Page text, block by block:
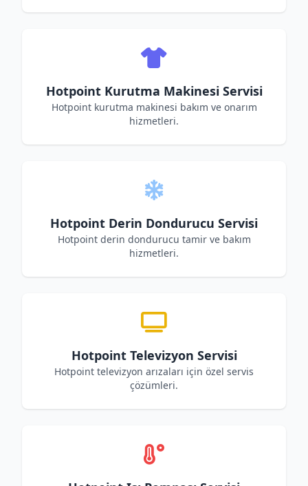
Hotpoint Kurutma Makinesi Servisi
Hotpoint kurutma makinesi bakım ve onarım
hizmetleri.
Hotpoint Derin Dondurucu Servisi
Hotpoint derin dondurucu tamir ve bakım
hizmetleri.
Hotpoint Televizyon Servisi
Hotpoint televizyon arızaları için özel servis
çözümleri.